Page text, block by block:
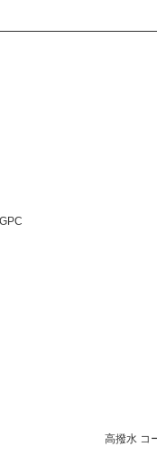
高撥水 コ